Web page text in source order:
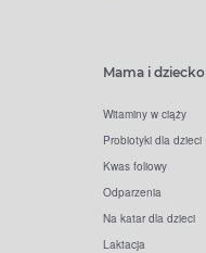
Mama i dziecko
Witaminy w ciąży
Probiotyki dla dzieci
Kwas foliowy
Odparzenia
Na katar dla dzieci
Laktacja